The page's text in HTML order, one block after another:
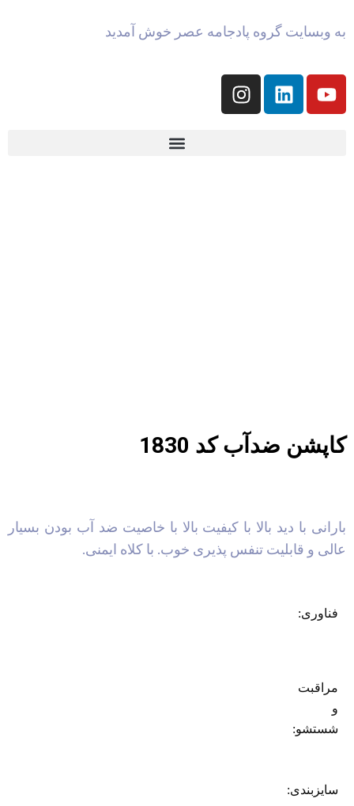
به وبسایت گروه پادجامه عصر خوش آمدید
کاپشن ضدآب کد 1830
بارانی با دید بالا با کیفیت بالا با خاصیت ضد آب بودن بسیار
عالی و قابلیت تنفس پذیری خوب. با کلاه ایمنی.
فناوری:
مراقبت
و
شستشو:
سایزبندی: